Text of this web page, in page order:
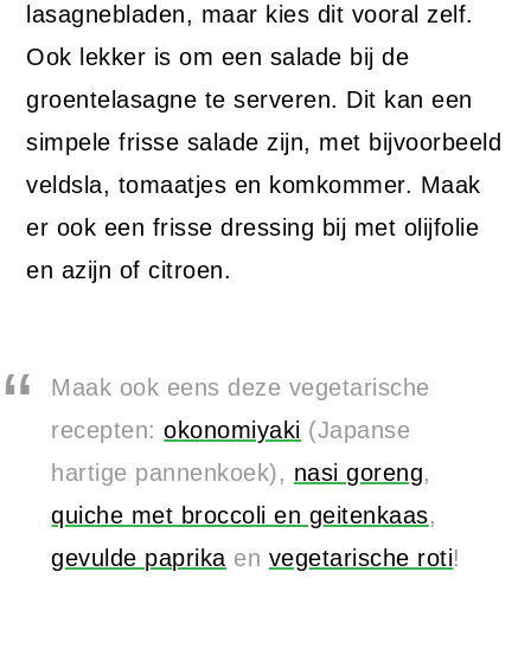
lasagnebladen, maar kies dit vooral zelf.
Ook lekker is om een salade bij de
groentelasagne te serveren. Dit kan een
simpele frisse salade zijn, met bijvoorbeeld
veldsla, tomaatjes en komkommer. Maak
er ook een frisse dressing bij met olijfolie
en azijn of citroen.
Maak ook eens deze vegetarische
recepten:okonomiyaki (Japanse
hartige pannenkoek), nasi goreng,
quiche met broccoli en geitenkaas,
gevulde paprika en vegetarische roti!